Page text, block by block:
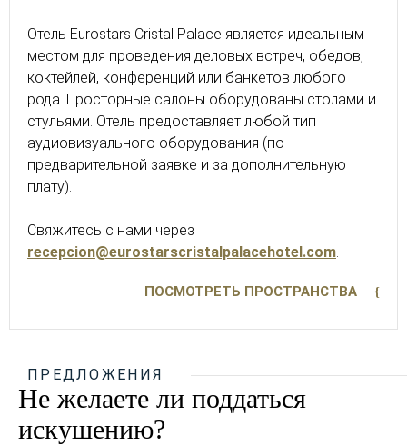
Отель Eurostars Cristal Palace является идеальным
местом для проведения деловых встреч, обедов,
коктейлей, конференций или банкетов любого
рода. Просторные салоны оборудованы столами и
стульями. Отель предоставляет любой тип
аудиовизуального оборудования (по
предварительной заявке и за дополнительную
плату).
Свяжитесь с нами через
recepcion@eurostarscristalpalacehotel.com.
ПОСМОТРЕТЬ ПРОСТРАНСТВА
ПРЕДЛОЖЕНИЯ
Не желаете ли поддаться
искушению?